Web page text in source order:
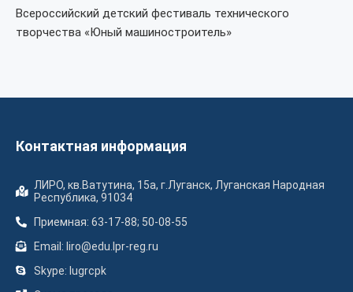
Всероссийский детский фестиваль технического
творчества «Юный машиностроитель»
Контактная информация
ЛИРО, кв.Ватутина, 15а, г.Луганск, Луганская Народная
Республика, 91034
Приемная: 63-17-88; 50-08-55
Email: liro@edu.lpr-reg.ru
Skype: lugrcpk